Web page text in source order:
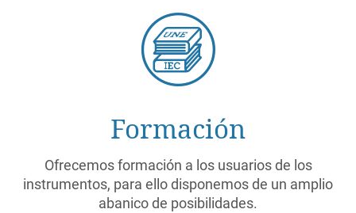
Formación
Ofrecemos formación a los usuarios de los
instrumentos, para ello disponemos de un amplio
abanico de posibilidades.